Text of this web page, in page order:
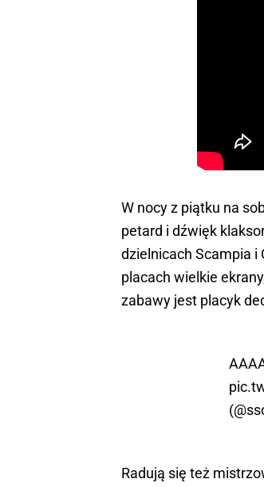
W nocy z piątku na
petard i dźwięk
dzielnicach Scampia i
placach wielkie
zabawy jest placyk
Radują się też